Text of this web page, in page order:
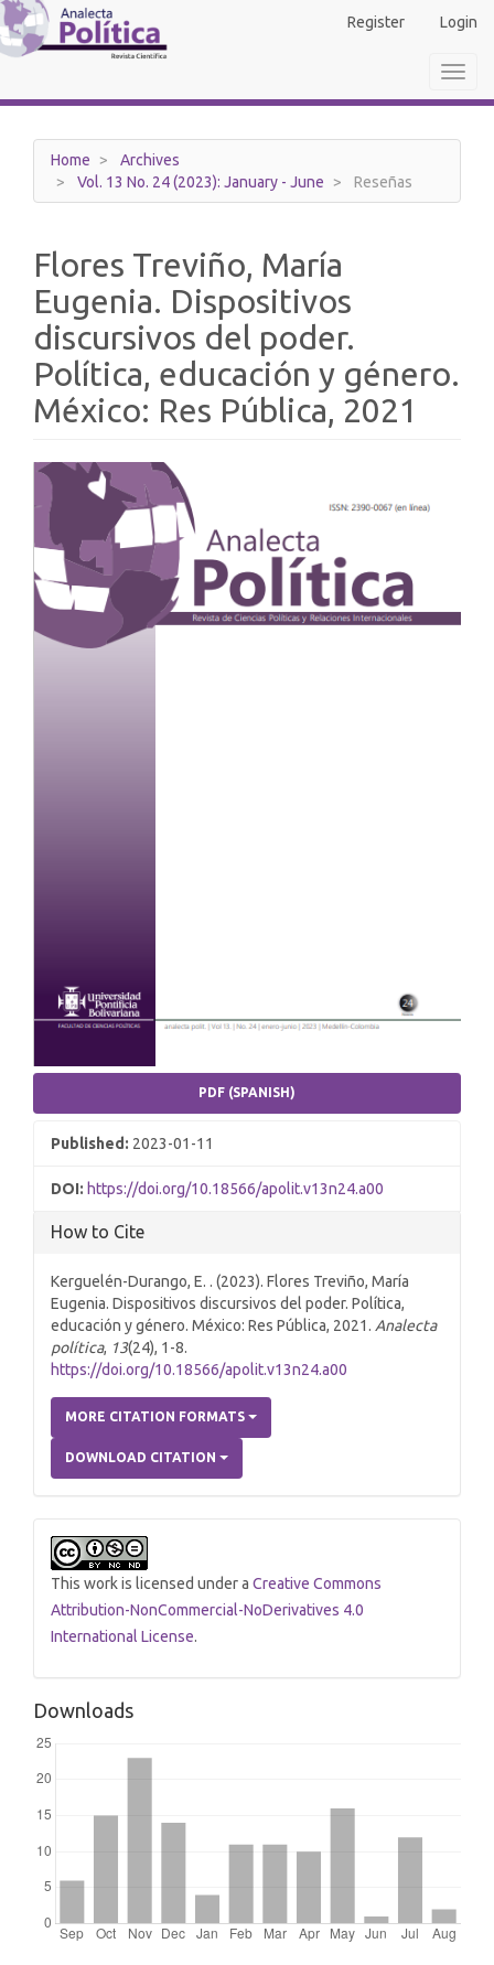
Main
Navigation
Main
Sidebar
Register Login
Home
Archives
Vol. 13 No. 24 (2023): January - June
Reseñas
Flores Treviño, María
Eugenia. Dispositivos
discursivos del poder.
Política, educación y género.
México: Res Pública, 2021
Article
Sidebar
PDF (SPANISH)
Published: 2023-01-11
DOI: https://doi.org/10.18566/apolit.v13n24.a00
How to Cite
Kerguelén-Durango, E. . (2023). Flores Treviño, María
Eugenia. Dispositivos discursivos del poder. Política,
educación y género. México: Res Pública, 2021. Analecta
política, 13(24), 1-8.
https://doi.org/10.18566/apolit.v13n24.a00
MORE CITATION FORMATS
DOWNLOAD CITATION
This work is licensed under a Creative Commons
Attribution-NonCommercial-NoDerivatives 4.0
International License.
Downloads